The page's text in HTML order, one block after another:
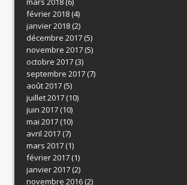
février 2018(4)
janvier 2018(2)
décembre 2017(5)
novembre 2017(5)
octobre 2017(3)
septembre 2017(7)
août 2017(5)
juillet 2017(10)
juin 2017(10)
mai 2017(10)
avril 2017(7)
mars 2017(1)
février 2017(1)
janvier 2017(2)
novembre 2016(2)